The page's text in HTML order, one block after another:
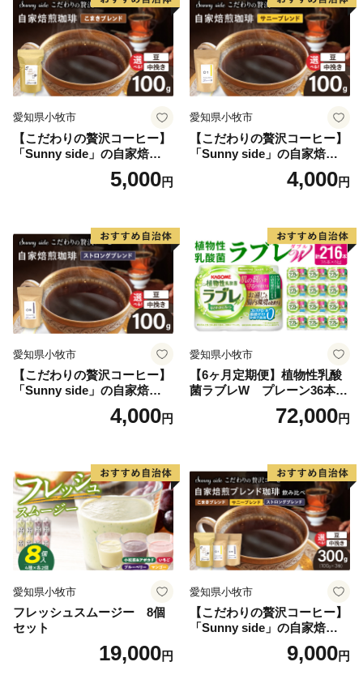
愛知県小牧市
【こだわりの贅沢コーヒー】
「Sunny side」の自家焙煎珈
琲こまきブレンド（100g）
5,000円
愛知県小牧市
【こだわりの贅沢コーヒー】
「Sunny side」の自家焙煎珈
琲サニーブレンド（100g）
4,000円
愛知県小牧市
【こだわりの贅沢コーヒー】
「Sunny side」の自家焙煎珈
琲ストロングブレンド（100
4,000円
愛知県小牧市
【6ヶ月定期便】植物性乳酸
菌ラブレW プレーン36本
72,000円
愛知県小牧市
フレッシュスムージー 8個
セット
19,000円
愛知県小牧市
【こだわりの贅沢コーヒー】
「Sunny side」の自家焙煎珈
琲ブレンド珈琲飲み比べセッ
9,000円